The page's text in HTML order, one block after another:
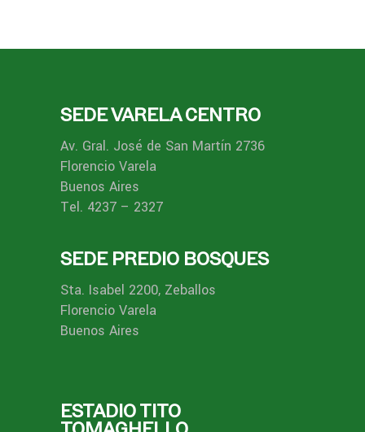
SEDE VARELA CENTRO
Av. Gral. José de San Martín 2736
Florencio Varela
Buenos Aires
Tel. 4237 – 2327
SEDE PREDIO BOSQUES
Sta. Isabel 2200, Zeballos
Florencio Varela
Buenos Aires
ESTADIO TITO